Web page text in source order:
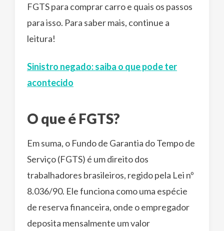
FGTS para comprar carro e quais os passos
para isso. Para saber mais, continue a
leitura!
Sinistro negado: saiba o que pode ter
acontecido
O que é FGTS?
Em suma, o Fundo de Garantia do Tempo de
Serviço (FGTS) é um direito dos
trabalhadores brasileiros, regido pela Lei nº
8.036/90. Ele funciona como uma espécie
de reserva financeira, onde o empregador
deposita mensalmente um valor